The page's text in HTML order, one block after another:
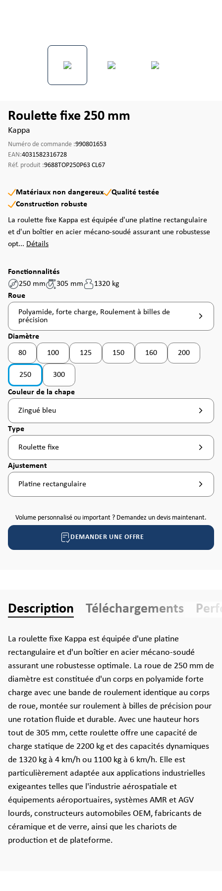
Roulette fixe 250 mm
Kappa
Numéro de commande :990801653
EAN:4031582316728
Réf. produit :9688TOP250P63 CL67
Matériaux non dangereux
Qualité testée
Construction robuste
La roulette fixe Kappa est équipée d'une platine rectangulaire
et d'un boîtier en acier mécano-soudé assurant une robustesse
opt... Détails
Fonctionnalités
250 mm
305 mm
1320 kg
Sélectionnez
Roue
Polyamide, forte charge, Roulement à billes de
précision
Sélectionnez
Diamètre
80
(Cette option n'est pas disponible pour le moment. )
100
(Cette option n'est pas disponible pour le moment. )
125 150
(Cette option n'est pas disponible
160 200
250 300
(Cette option n'est pas disponible pour le moment. )
Sélectionnez
Couleur de la chape
Zingué bleu
Sélectionnez
Type
Roulette fixe
Sélectionnez
Ajustement
Platine rectangulaire
Volume personnalisé ou important ? Demandez un devis maintenant.
DEMANDER UNE OFFRE
Description Téléchargements
La roulette fixe Kappa est équipée d'une platine
rectangulaire et d'un boîtier en acier mécano-soudé
assurant une robustesse optimale. La roue de 250 mm de
diamètre est constituée d'un corps en polyamide forte
charge avec une bande de roulement identique au corps
de roue, montée sur roulement à billes de précision pour
une rotation fluide et durable. Avec une hauteur hors
tout de 305 mm, cette roulette offre une capacité de
charge statique de 2200 kg et des capacités dynamiques
de 1320 kg à 4 km/h ou 1100 kg à 6 km/h. Elle est
particulièrement adaptée aux applications industrielles
exigeantes telles que l'industrie aérospatiale et
équipements aéroportuaires, systèmes AMR et AGV
lourds, constructeurs automobiles OEM, fabricants de
céramique et de verre, ainsi que les chariots de
production et de plateforme.